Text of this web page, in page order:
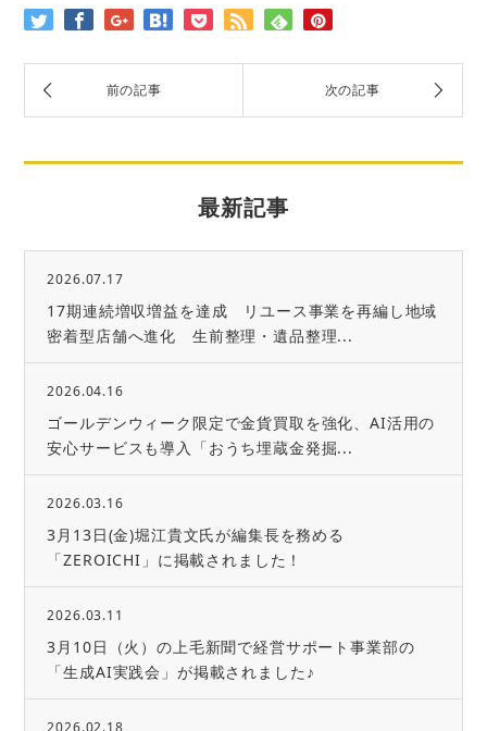
最新記事
2026.07.17
17期連続増収増益を達成 リユース事業を再編し地域
密着型店舗へ進化 生前整理・遺品整理...
2026.04.16
ゴールデンウィーク限定で金貨買取を強化、AI活用の
安心サービスも導入「おうち埋蔵金発掘...
2026.03.16
3月13日(金)堀江貴文氏が編集長を務める
「ZEROICHI」に掲載されました！
2026.03.11
3月10日（火）の上毛新聞で経営サポート事業部の
「生成AI実践会」が掲載されました♪
2026.02.18